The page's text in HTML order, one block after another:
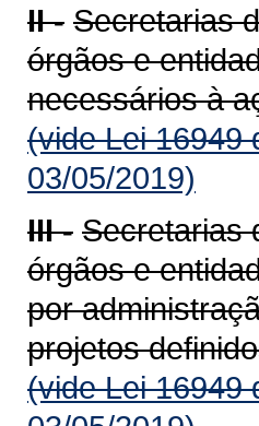
II - Secretarias
órgãos e
necessários à
(vide Lei 16949
03/05/2019)
III - Secretarias
órgãos e
por
projetos
(vide Lei 16949